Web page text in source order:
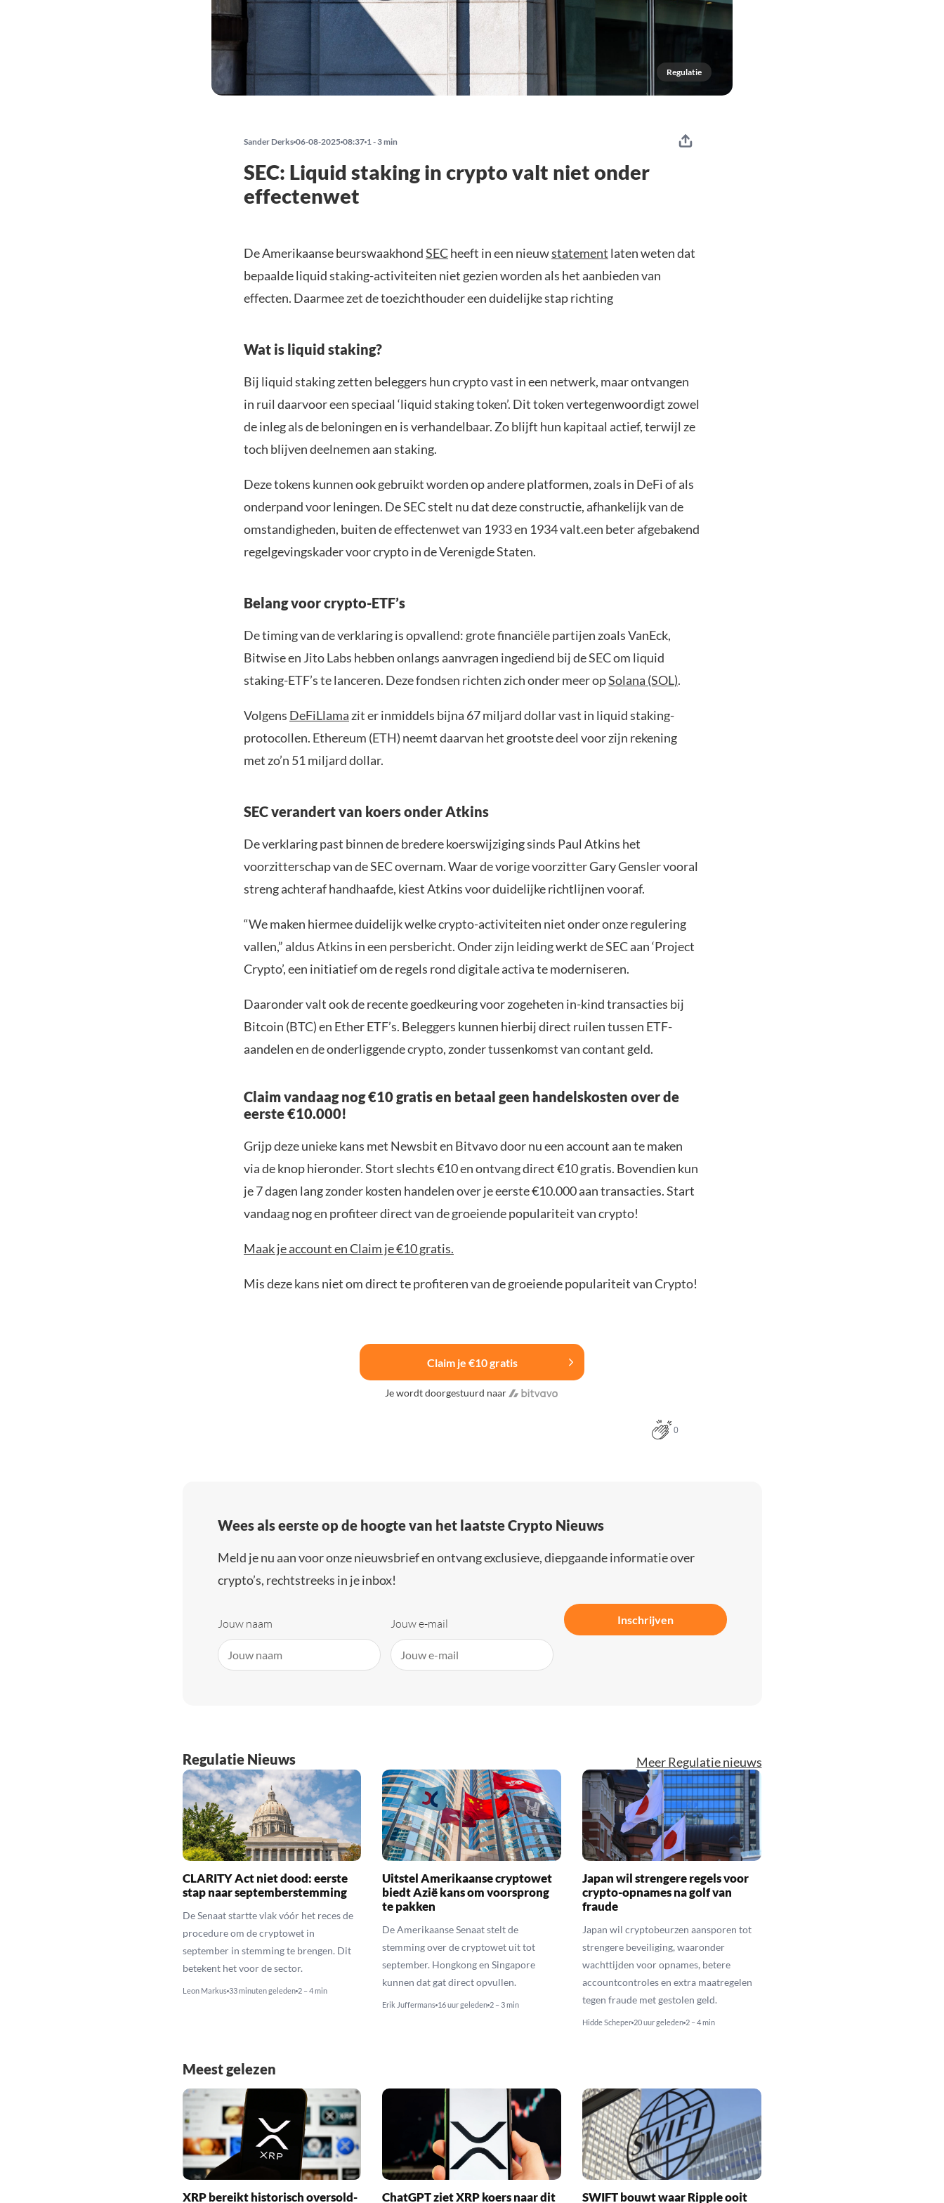
Regulatie
Sander Derks 06-08-2025 08:37 1 - 3 min
SEC: Liquid staking in crypto valt niet onder
effectenwet
De Amerikaanse beurswaakhondSECheeft in een nieuwstatement laten weten dat
bepaalde liquid staking-activiteiten niet gezien worden als het aanbieden van
effecten. Daarmee zet de toezichthouder een duidelijke stap richting
Wat is liquid staking?
Bij liquid staking zetten beleggers hun crypto vast in een netwerk, maar ontvangen
in ruil daarvoor een speciaal ‘liquid staking token’. Dit token vertegenwoordigt zowel
de inleg als de beloningen en is verhandelbaar. Zo blijft hun kapitaal actief, terwijl ze
toch blijven deelnemen aan staking.
Deze tokens kunnen ook gebruikt worden op andere platformen, zoals in DeFi of als
onderpand voor leningen. De SEC stelt nu dat deze constructie, afhankelijk van de
omstandigheden, buiten de effectenwet van 1933 en 1934 valt.een beter afgebakend
regelgevingskader voor crypto in de Verenigde Staten.
Belang voor crypto-ETF’s
De timing van de verklaring is opvallend: grote financiële partijen zoals VanEck,
Bitwise en Jito Labs hebben onlangs aanvragen ingediend bij de SEC om liquid
staking-ETF’s te lanceren. Deze fondsen richten zich onder meer opSolana (SOL).
Volgens DeFiLlama zit er inmiddels bijna 67 miljard dollar vast in liquid staking-
protocollen. Ethereum (ETH) neemt daarvan het grootste deel voor zijn rekening
met zo’n 51 miljard dollar.
SEC verandert van koers onder Atkins
De verklaring past binnen de bredere koerswijziging sinds Paul Atkins het
voorzitterschap van de SEC overnam. Waar de vorige voorzitter Gary Gensler vooral
streng achteraf handhaafde, kiest Atkins voor duidelijke richtlijnen vooraf.
“We maken hiermee duidelijk welke crypto-activiteiten niet onder onze regulering
vallen,” aldus Atkins in een persbericht. Onder zijn leiding werkt de SEC aan ‘Project
Crypto’, een initiatief om de regels rond digitale activa te moderniseren.
Daaronder valt ook de recente goedkeuring voor zogeheten in-kind transacties bij
Bitcoin (BTC) en Ether ETF’s. Beleggers kunnen hierbij direct ruilen tussen ETF-
aandelen en de onderliggende crypto, zonder tussenkomst van contant geld.
Claim vandaag nog €10 gratis en betaal geen handelskosten over de
eerste €10.000!
Grijp deze unieke kans met Newsbit en Bitvavo door nu een account aan te maken
via de knop hieronder. Stort slechts €10 en ontvang direct €10 gratis. Bovendien kun
je 7 dagen lang zonder kosten handelen over je eerste €10.000 aan transacties. Start
vandaag nog en profiteer direct van de groeiende populariteit van crypto!
Maak je account en Claim je €10 gratis.
Mis deze kans niet om direct te profiteren van de groeiende populariteit van Crypto!
Claim je €10 gratis
Je wordt doorgestuurd naar
0
Wees als eerste op de hoogte van het laatste Crypto Nieuws
Meld je nu aan voor onze nieuwsbrief en ontvang exclusieve, diepgaande informatie over
crypto’s, rechtstreeks in je inbox!
Jouw naam Jouw e-mail Inschrijven
Regulatie Nieuws Meer Regulatie nieuws
CLARITY Act niet dood: eerste
stap naar septemberstemming
De Senaat startte vlak vóór het reces de
procedure om de cryptowet in
september in stemming te brengen. Dit
betekent het voor de sector.
Leon Markus 33 minuten geleden 2 – 4 min
Uitstel Amerikaanse cryptowet
biedt Azië kans om voorsprong
te pakken
De Amerikaanse Senaat stelt de
stemming over de cryptowet uit tot
september. Hongkong en Singapore
kunnen dat gat direct opvullen.
Erik Juffermans 16 uur geleden 2 – 3 min
Japan wil strengere regels voor
crypto-opnames na golf van
fraude
Japan wil cryptobeurzen aansporen tot
strengere beveiliging, waaronder
wachttijden voor opnames, betere
accountcontroles en extra maatregelen
tegen fraude met gestolen geld.
Hidde Scheper 20 uur geleden 2 – 4 min
Meest gelezen
XRP bereikt historisch oversold- ChatGPT ziet XRP koers naar dit SWIFT bouwt waar Ripple ooit